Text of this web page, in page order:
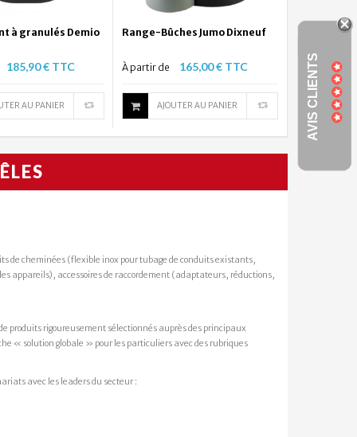
à granulés Demio
185,90 € TTC
AU PANIER
Range-Bûches Jumo Dixneuf
À partir de 165,00 € TTC
AJOUTER AU PANIER
185,90 € TTC
AU PANIER
À partir de 149,90 € TTC
de cheminées (flexible inox pour tubage de conduits existants,
appareils), accessoires de raccordement (adaptateurs, réductions,
produits rigoureusement sélectionnés auprès des principaux
« solution globale » pour les particuliers avec des rubriques
avec les leaders du secteur :
AVIS CLIENTS